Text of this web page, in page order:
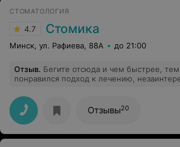
СТОМАТОЛОГИЯ
4.7 Стомика
Минск, ул. Рафиева, 88А до 21:00
Отзыв. Бегите отсюда и чем быстрее,
понравился подход к лечению,
на качественное лечение, а
зарабатывании денег для клиники. Итог:
разочарование, зря потраченное время,
нервы. Не рекомендую!
Отзывы20